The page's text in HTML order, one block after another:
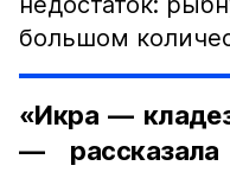
большом
«Икра —
— рассказала